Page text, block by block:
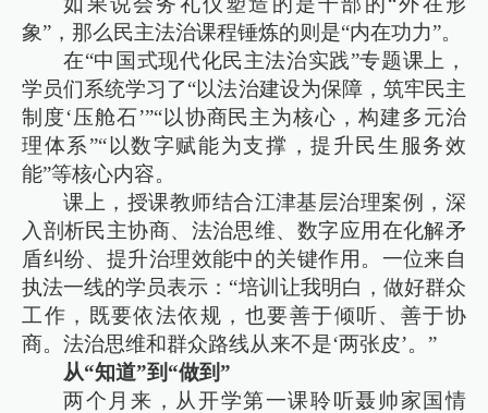
象”，那么民主法治课程锤炼的则是“内在功力”。
在“中国式现代化民主法治实践”专题课上，
学员们系统学习了“以法治建设为保障，筑牢民主
制度‘压舱石’”“以协商民主为核心，构建多元治
理体系”“以数字赋能为支撑，提升民生服务效
能”等核心内容。
课上，授课教师结合江津基层治理案例，深
入剖析民主协商、法治思维、数字应用在化解矛
盾纠纷、提升治理效能中的关键作用。一位来自
执法一线的学员表示：“培训让我明白，做好群众
工作，既要依法依规，也要善于倾听、善于协
商。法治思维和群众路线从来不是‘两张皮’。”
从“知道”到“做到”
两个月来，从开学第一课聆听聂帅家国情